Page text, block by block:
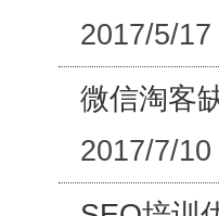
2017/5/
微信淘客
2017/7/